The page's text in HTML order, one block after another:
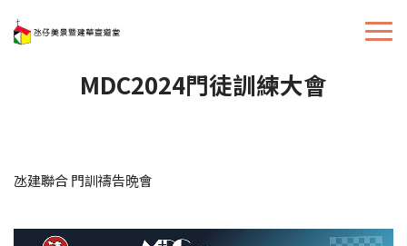
MDC2024門徒訓練大會
氹建聯合 門訓禱告晩會